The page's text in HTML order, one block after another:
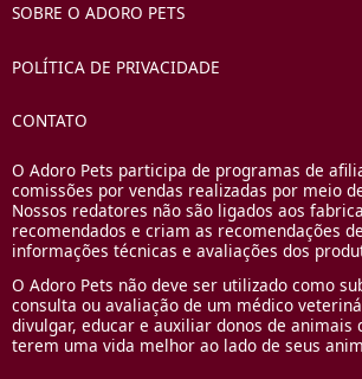
SOBRE O ADORO PETS
POLÍTICA DE PRIVACIDADE
CONTATO
O Adoro Pets participa de programas de
comissões por vendas realizadas por meio
Nossos redatores não são ligados aos
recomendados e criam as recomendações
informações técnicas e avaliações dos
O Adoro Pets não deve ser utilizado como
consulta ou avaliação de um médico
divulgar, educar e auxiliar donos de animais
terem uma vida melhor ao lado de seus